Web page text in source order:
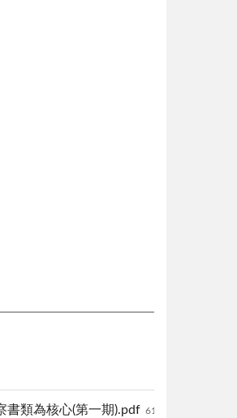
書類為核心(第一期).pdf 6194 KB